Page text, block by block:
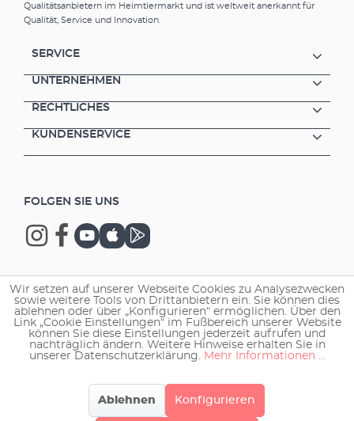
Qualitätsanbietern im Heimtiermarkt und ist weltweit anerkannt für
Qualität, Service und Innovation.
SERVICE
UNTERNEHMEN
RECHTLICHES
KUNDENSERVICE
FOLGEN SIE UNS
Copyright © 2026 EHEIM GmbH & Co. KG.
Wir setzen auf unserer Webseite Cookies zu Analysezwecken
sowie weitere Tools von Drittanbietern ein. Sie können dies
ablehnen oder über „Konfigurieren“ ermöglichen. Über den
Link „Cookie Einstellungen“ im Fußbereich unserer Website
können Sie diese Einstellungen jederzeit aufrufen und
nachträglich ändern. Weitere Hinweise erhalten Sie in
unserer Datenschutzerklärung. Mehr Informationen ...
Ablehnen Konfigurieren